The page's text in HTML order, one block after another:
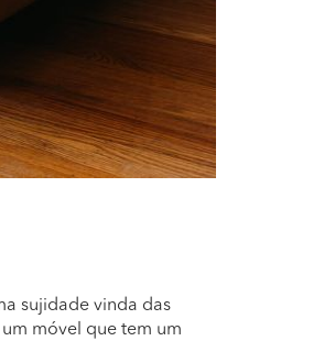
sujidade vinda das
móvel que tem um